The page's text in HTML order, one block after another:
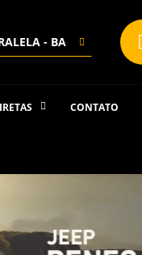
- BA
CONTATO